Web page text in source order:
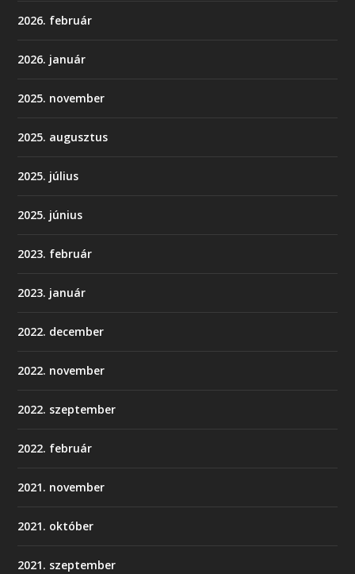
2026. február
2026. január
2025. november
2025. augusztus
2025. július
2025. június
2023. február
2023. január
2022. december
2022. november
2022. szeptember
2022. február
2021. november
2021. október
2021. szeptember